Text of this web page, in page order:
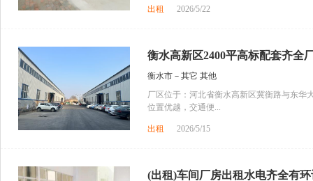
出租 2026/5/22
衡水高新区2400平高标配套齐全
衡水市－其它 其他
厂区位于：河北省衡水高新区冀衡路与东华
位置优越，交通便...
出租 2026/5/15
(出租)车间厂房出租水电齐全有环